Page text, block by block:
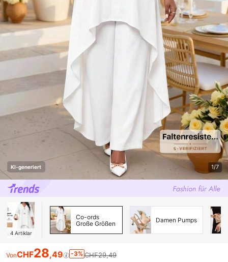
KI-generiert 1/7
4 Artiklar
Co-ords
Große Größen
Damen Pumps
VonCHF28,49 -3% CHF29,49